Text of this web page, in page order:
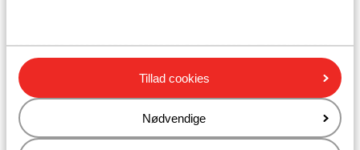
Tillad cookies
Nødvendige
Andre overnatningssteder i Skicircus
Saalbach-Hinterglemm-Leogang-
Fieberbrunn
ADEA Lifestyle Suites